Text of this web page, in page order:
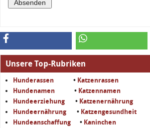
Unsere Top-Rubriken
Hunderassen • Katzenrassen
Hundenamen
• Katzennamen
Hundeerziehung • Katzenernährung
Hundeernährung • Katzengesundheit
Hundeanschaffung • Kaninchen